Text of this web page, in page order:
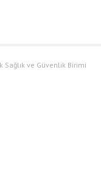
Sağlık ve Güvenlik Birimi